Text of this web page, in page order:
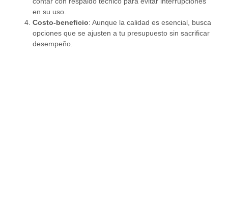
en su uso.
Costo-beneficio: Aunque la calidad es esencial, busca
opciones que se ajusten a tu presupuesto sin sacrificar
desempeño.